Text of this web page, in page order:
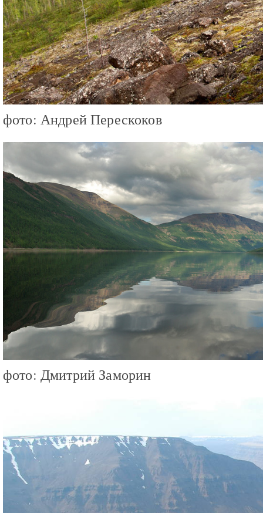
фото: Андрей Перескоков
фото: Дмитрий Заморин